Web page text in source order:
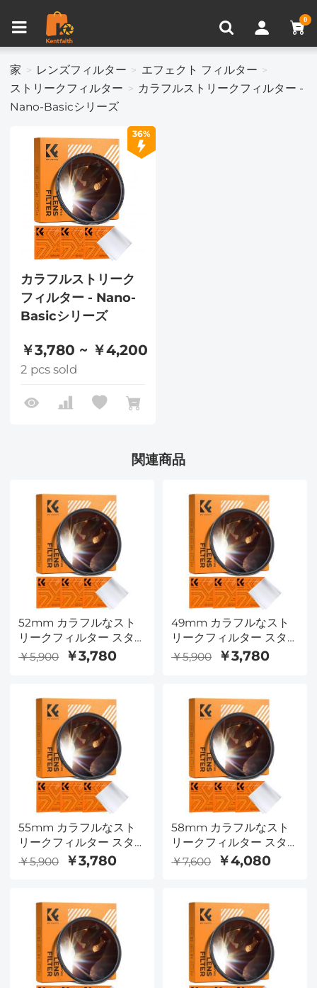
0
家 レンズフィルター
エフェクト フィルター
ストリークフィルター
カラフルストリークフィルター -
Nano-Basicシリーズ
36%
カラフルストリーク
フィルター - Nano-
Basicシリーズ
￥3,780 ~ ￥4,200
2 pcs sold
関連商品
52mm カラフルなスト
リークフィルター スタ
ーライト ドリーミー ク
ター Nano-B シリーズ
￥5,900 ￥3,780
49mm カラフルなスト
リークフィルター スタ
ーライト ドリーミー ク
ター Nano-B シリーズ
￥5,900 ￥3,780
55mm カラフルなスト
リークフィルター スタ
ーライト ドリーミー ク
リエイティブ 特殊効果
ター Nano-B シリーズ
￥5,900 ￥3,780
58mm カラフルなスト
リークフィルター スタ
ーライト ドリーミー ク
リエイティブ 特殊効果
ター Nano-B シリーズ
￥7,600 ￥4,080